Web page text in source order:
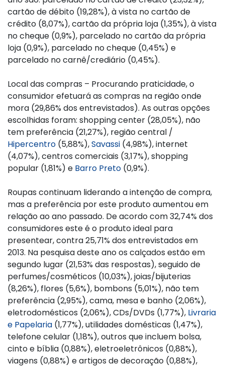
cartão de débito (19,28%), à vista no cartão de
crédito (8,07%), cartão da própria loja (1,35%), à vista
no cheque (0,9%), parcelado no cartão da própria
loja (0,9%), parcelado no cheque (0,45%) e
parcelado no carnê/crediário (0,45%).
Local das compras – Procurando praticidade, o
consumidor efetuará as compras na região onde
mora (29,86% dos entrevistados). As outras opções
escolhidas foram: shopping center (28,05%), não
tem preferência (21,27%), região central /
Hipercentro (5,88%),Savassi (4,98%), internet
(4,07%), centros comerciais (3,17%), shopping
popular (1,81%) e Barro Preto (0,9%).
Roupas continuam liderando a intenção de compra,
mas a preferência por este produto aumentou em
relação ao ano passado. De acordo com 32,74% dos
consumidores este é o produto ideal para
presentear, contra 25,71% dos entrevistados em
2013. Na pesquisa deste ano os calçados estão em
segundo lugar (21,53% das respostas), seguido de
perfumes/cosméticos (10,03%), joias/bijuterias
(8,26%), flores (5,6%), bombons (5,01%), não tem
preferência (2,95%), cama, mesa e banho (2,06%),
eletrodomésticos (2,06%), CDs/DVDs (1,77%), Livraria
e Papelaria (1,77%), utilidades domésticas (1,47%),
telefone celular (1,18%), outros que incluem bolsa,
cinto e bíblia (0,88%), eletroeletrônicos (0,88%),
viagens (0,88%) e artigos de decoração (0,88%),